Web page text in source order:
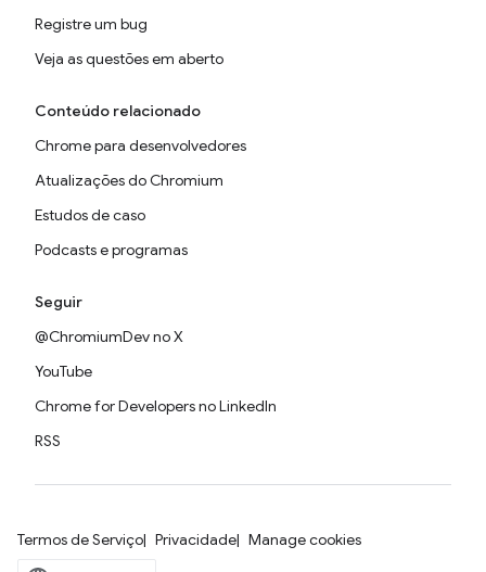
Registre um bug
Veja as questões em aberto
Conteúdo relacionado
Chrome para desenvolvedores
Atualizações do Chromium
Estudos de caso
Podcasts e programas
Seguir
@ChromiumDev no X
YouTube
Chrome for Developers no LinkedIn
RSS
Termos de Serviço Privacidade Manage cookies